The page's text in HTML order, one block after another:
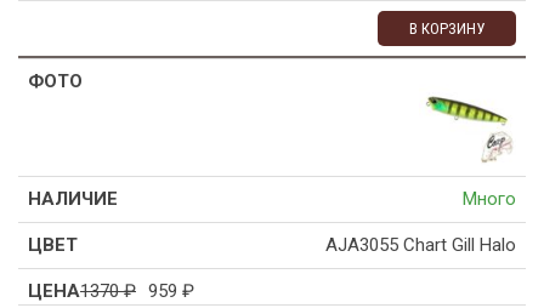
В КОРЗИНУ
Много
AJA3055 Chart Gill Halo
1370₽ 959 ₽